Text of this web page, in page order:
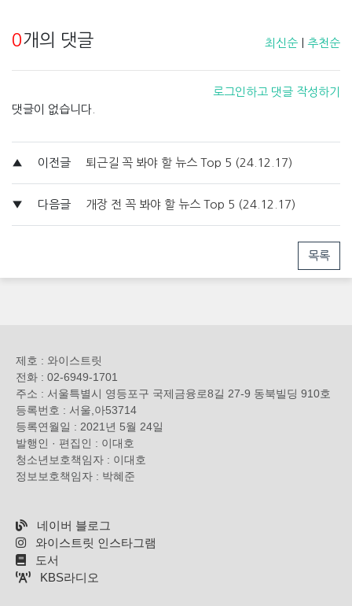
0개의 댓글 최신순 추천순
로그인하고 댓글 작성하기
댓글이 없습니다.
▲ 이전글 퇴근길 꼭 봐야 할 뉴스 Top 5 (24.12.17)
▼ 다음글 개장 전 꼭 봐야 할 뉴스 Top 5 (24.12.17)
목록
제호 : 와이스트릿
전화 : 02-6949-1701
주소 : 서울특별시 영등포구 국제금융로8길 27-9 동북빌딩 910호
등록번호 : 서울,아53714
등록연월일 : 2021년 5월 24일
발행인 · 편집인 : 이대호
청소년보호책임자 : 이대호
정보보호책임자 : 박혜준
네이버 블로그
와이스트릿 인스타그램
도서
KBS라디오